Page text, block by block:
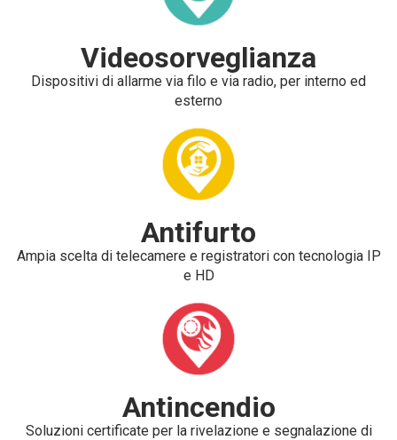
Videosorveglianza
Dispositivi di allarme via filo e via radio, per interno ed
esterno
Antifurto
Ampia scelta di telecamere e registratori con tecnologia IP
e HD
Antincendio
Soluzioni certificate per la rivelazione e segnalazione di